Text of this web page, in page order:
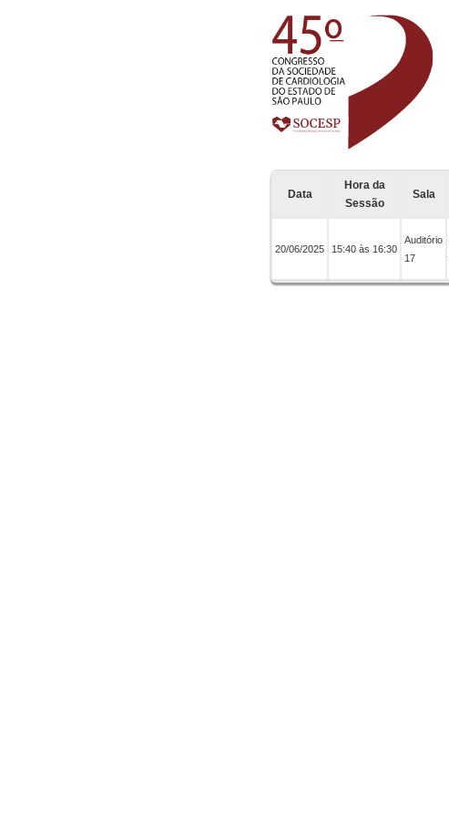
Data
Hora da
Sessão
Sala
20/06/2025 15:40 às 16:30
Auditório
17